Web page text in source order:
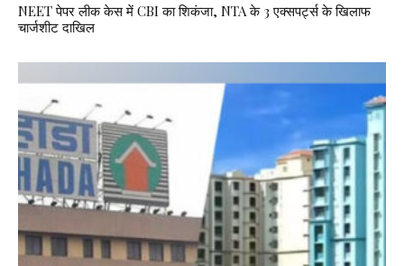
NEET पेपर लीक केस में CBI का शिकंजा, NTA के 3 एक्सपर्ट्स के खिलाफ
चार्जशीट दाखिल